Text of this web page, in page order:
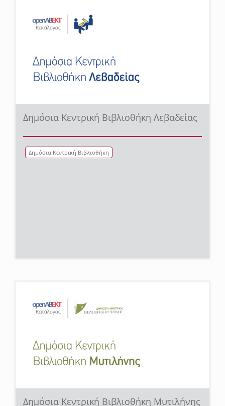
Δημόσια Κεντρική Βιβλιοθήκη Λεβαδείας
Δημόσια Κεντρική Βιβλιοθήκη
Δημόσια Κεντρική Βιβλιοθήκη Μυτιλήνης